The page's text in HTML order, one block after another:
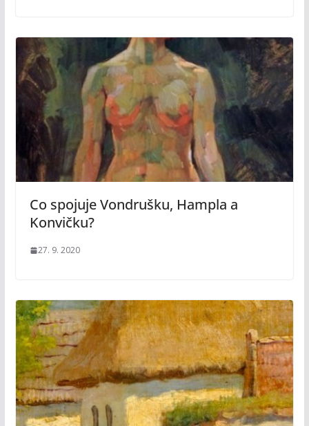
Co spojuje Vondrušku, Hampla a
Konvičku?
27. 9. 2020